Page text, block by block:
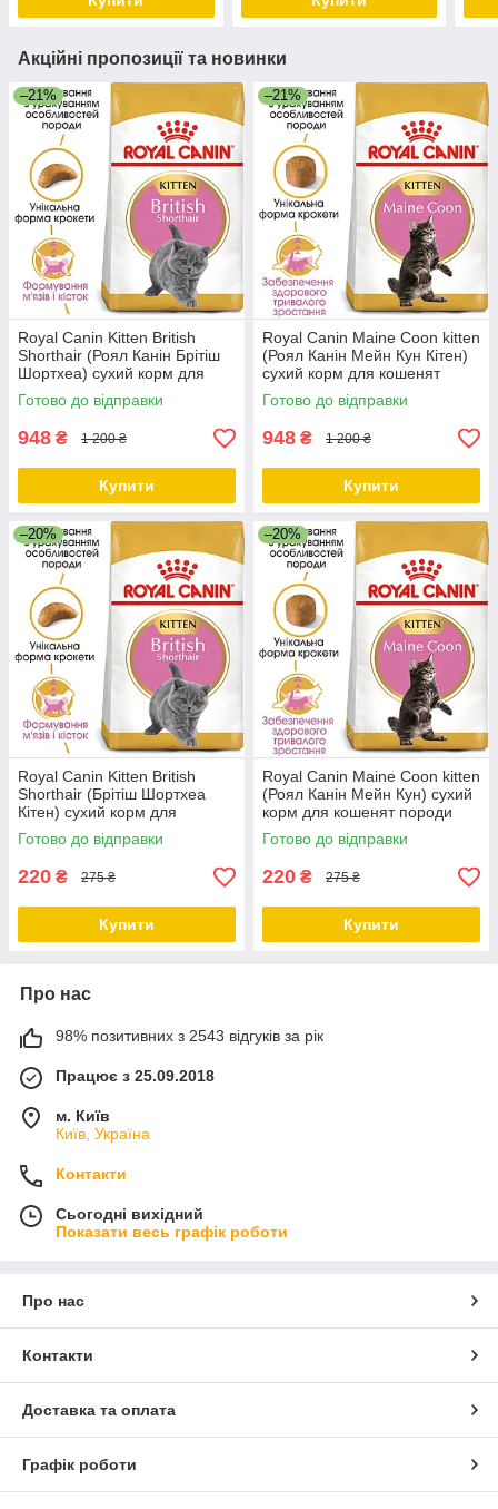
Акційні пропозиції та новинки
–21%
Royal Canin Kitten British
Shorthair (Роял Канін Брітіш
Шортхеа) сухий корм для
кошенят британської кішки, 2
КГ
Готово до відправки
948 ₴ 1 200 ₴
Купити
–21%
Royal Canin Maine Coon kitten
(Роял Канін Мейн Кун Кітен)
сухий корм для кошенят
породи Мейн-Кун, 2 КГ
Готово до відправки
948 ₴ 1 200 ₴
Купити
–20%
Royal Canin Kitten British
Shorthair (Брітіш Шортхеа
Кітен) сухий корм для
кошенят британської кішки,
400 гр
Готово до відправки
220 ₴ 275 ₴
Купити
–20%
Royal Canin Maine Coon kitten
(Роял Канін Мейн Кун) сухий
корм для кошенят породи
Мейн-Кун, 400 гр
Готово до відправки
220 ₴ 275 ₴
Купити
Про нас
98% позитивних з 2543 відгуків за рік
Працює з 25.09.2018
м. Київ
Київ, Україна
Контакти
Сьогодні вихідний
Показати весь графік роботи
Про нас
Контакти
Доставка та оплата
Графік роботи